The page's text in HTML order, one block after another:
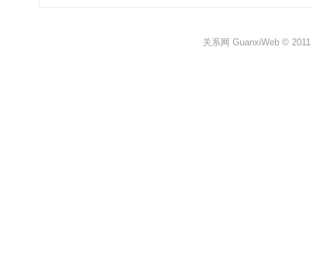
关系网 GuanxiWeb ©